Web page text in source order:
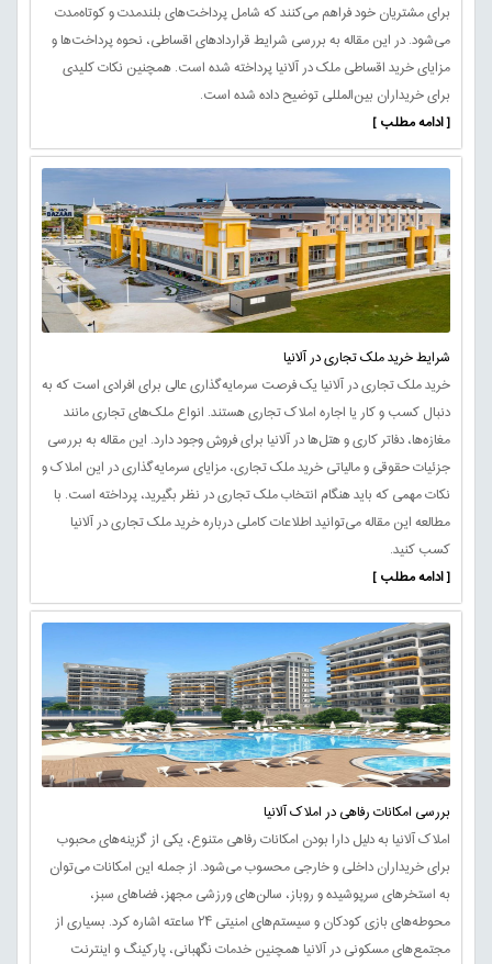
برای مشتریان خود فراهم می‌کنند که شامل پرداخت‌های بلندمدت و کوتاه‌مدت
می‌شود. در این مقاله به بررسی شرایط قراردادهای اقساطی، نحوه پرداخت‌ها و
مزایای خرید اقساطی ملک در آلانیا پرداخته شده است. همچنین نکات کلیدی
برای خریداران بین‌المللی توضیح داده شده است.
[ ادامه مطلب ]
شرایط خرید ملک تجاری در آلانیا
خرید ملک تجاری در آلانیا یک فرصت سرمایه‌گذاری عالی برای افرادی است که به
دنبال کسب و کار یا اجاره املاک تجاری هستند. انواع ملک‌های تجاری مانند
مغازه‌ها، دفاتر کاری و هتل‌ها در آلانیا برای فروش وجود دارد. این مقاله به بررسی
جزئیات حقوقی و مالیاتی خرید ملک تجاری، مزایای سرمایه‌گذاری در این املاک و
نکات مهمی که باید هنگام انتخاب ملک تجاری در نظر بگیرید، پرداخته است. با
مطالعه این مقاله می‌توانید اطلاعات کاملی درباره خرید ملک تجاری در آلانیا
کسب کنید.
[ ادامه مطلب ]
بررسی امکانات رفاهی در املاک آلانیا
املاک آلانیا به دلیل دارا بودن امکانات رفاهی متنوع، یکی از گزینه‌های محبوب
برای خریداران داخلی و خارجی محسوب می‌شود. از جمله این امکانات می‌توان
به استخرهای سرپوشیده و روباز، سالن‌های ورزشی مجهز، فضاهای سبز،
محوطه‌های بازی کودکان و سیستم‌های امنیتی ۲۴ ساعته اشاره کرد. بسیاری از
مجتمع‌های مسکونی در آلانیا همچنین خدمات نگهبانی، پارکینگ و اینترنت